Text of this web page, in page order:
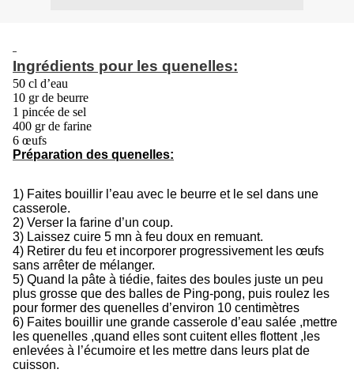
Ingrédients pour les quenelles:
50 cl d’eau
10 gr de beurre
1 pincée de sel
400 gr de farine
6 œufs
Préparation des quenelles:
1) Faites bouillir l’eau avec le beurre et le sel dans une
casserole.
2) Verser la farine d’un coup.
3) Laissez cuire 5 mn à feu doux en remuant.
4) Retirer du feu et incorporer progressivement les œufs
sans arrêter de mélanger.
5) Quand la pâte à tiédie, faites des boules juste un peu
plus grosse que des balles de Ping-pong, puis roulez les
pour former des quenelles d’environ 10 centimètres
6) Faites bouillir une grande casserole d’eau salée ,mettre
les quenelles ,quand elles sont cuitent elles flottent ,les
enlevées à l’écumoire et les mettre dans leurs plat de
cuisson.